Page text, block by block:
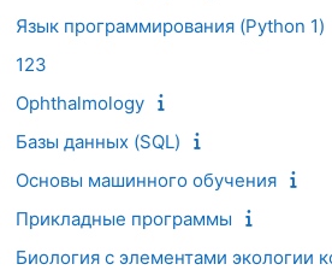
Язык программирования (Python 1)
123
Ophthalmology
Базы данных (SQL)
Основы машинного обучения
Прикладные программы
Биология с элементами экологии